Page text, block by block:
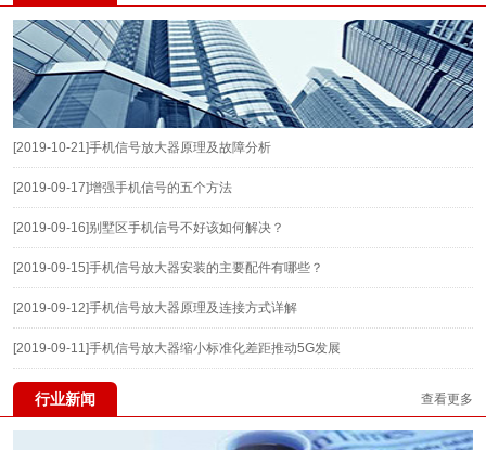
[2019-10-21]手机信号放大器原理及故障分析
[2019-09-17]增强手机信号的五个方法
[2019-09-16]别墅区手机信号不好该如何解决？
[2019-09-15]手机信号放大器安装的主要配件有哪些？
[2019-09-12]手机信号放大器原理及连接方式详解
[2019-09-11]手机信号放大器缩小标准化差距推动5G发展
行业新闻 查看更多